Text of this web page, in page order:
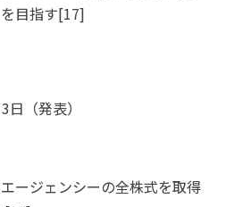
目指す[17]
（発表）
ージェンシーの全株式を取得